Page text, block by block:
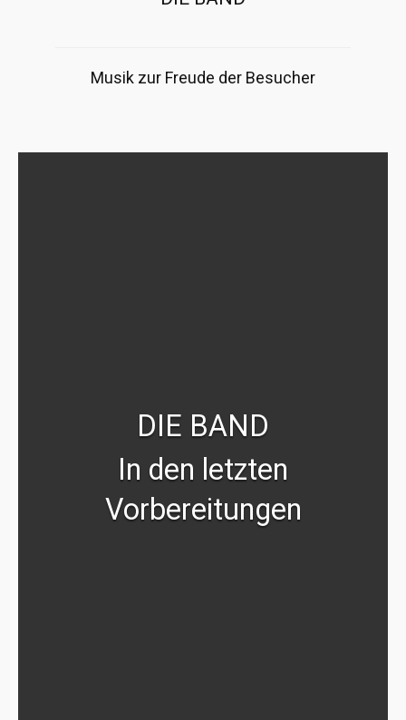
Musik zur Freude der Besucher
DIE BAND
In den letzten
Vorbereitungen